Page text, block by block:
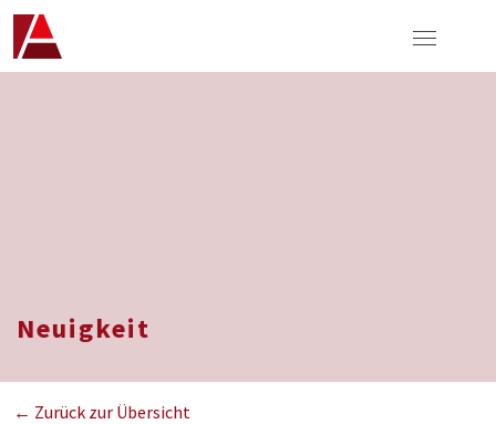
Neuigkeit
← Zurück zur Übersicht